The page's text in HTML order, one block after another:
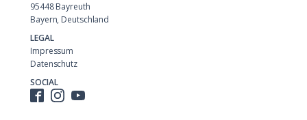
95448 Bayreuth
Bayern, Deutschland
LEGAL
Impressum
Datenschutz
SOCIAL